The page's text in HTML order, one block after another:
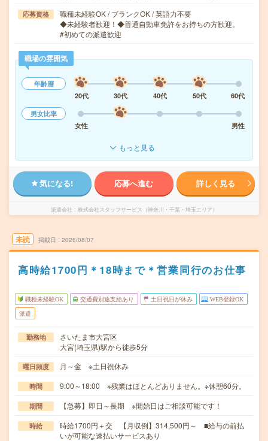
応募資格
職種未経験OK / ブランクOK / 英語力不要
◆未経験者歓迎！◆普通自動車免許をお持ちの方歓迎。
#初めての派遣歓迎
職場の雰囲気
年齢層
20代
30代 40代 50代
60代
男女比率
女性
男性
もっと見る
気になる! 応募へ進む 詳しく見る
派遣会社 株式会社スタッフサービス（神奈川・千葉・埼玉エリア）
未読 掲載日 2026/08/07
高時給1700円＊18時まで＊営業同行のお仕事
職種未経験OK 交通費別途支給あり 土日祝日が休み WEB登録OK
派遣
勤務地
さいたま市大宮区
大宮(埼玉県)駅から徒歩5分
曜日頻度 月～金 ※土日祝休み
時間 9:00～18:00 ※残業はほとんどありません。※休憩60分。
期間 【急募】即日～長期 ※開始日はご相談可能です！
時給
時給1700円＋交 【月収例】314,500円～ ■給与の前払
いが可能な速払いサービスあり